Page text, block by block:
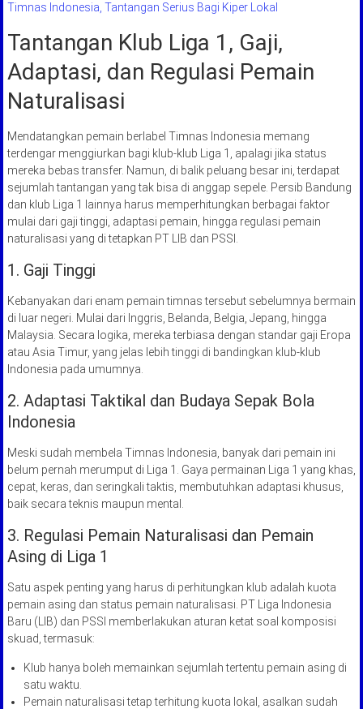
Timnas Indonesia, Tantangan Serius Bagi Kiper Lokal
Tantangan Klub Liga 1, Gaji,
Adaptasi, dan Regulasi Pemain
Naturalisasi
Mendatangkan pemain berlabel Timnas Indonesia memang
terdengar menggiurkan bagi klub-klub Liga 1, apalagi jika status
mereka bebas transfer. Namun, di balik peluang besar ini, terdapat
sejumlah tantangan yang tak bisa di anggap sepele. Persib Bandung
dan klub Liga 1 lainnya harus memperhitungkan berbagai faktor
mulai dari gaji tinggi, adaptasi pemain, hingga regulasi pemain
naturalisasi yang di tetapkan PT LIB dan PSSI.
1. Gaji Tinggi
Kebanyakan dari enam pemain timnas tersebut sebelumnya bermain
di luar negeri. Mulai dari Inggris, Belanda, Belgia, Jepang, hingga
Malaysia. Secara logika, mereka terbiasa dengan standar gaji Eropa
atau Asia Timur, yang jelas lebih tinggi di bandingkan klub-klub
Indonesia pada umumnya.
2. Adaptasi Taktikal dan Budaya Sepak Bola
Indonesia
Meski sudah membela Timnas Indonesia, banyak dari pemain ini
belum pernah merumput di Liga 1. Gaya permainan Liga 1 yang khas,
cepat, keras, dan seringkali taktis, membutuhkan adaptasi khusus,
baik secara teknis maupun mental.
3. Regulasi Pemain Naturalisasi dan Pemain
Asing di Liga 1
Satu aspek penting yang harus di perhitungkan klub adalah kuota
pemain asing dan status pemain naturalisasi. PT Liga Indonesia
Baru (LIB) dan PSSI memberlakukan aturan ketat soal komposisi
skuad, termasuk:
Klub hanya boleh memainkan sejumlah tertentu pemain asing di
satu waktu.
Pemain naturalisasi tetap terhitung kuota lokal, asalkan sudah